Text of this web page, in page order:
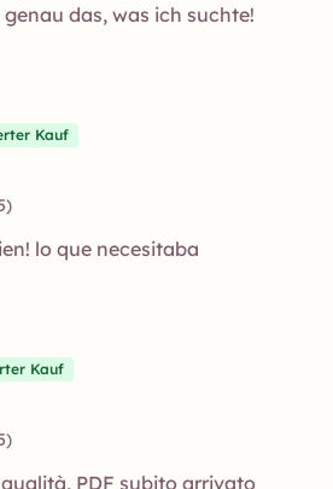
das, was ich suchte!
Kauf
lo que necesitaba
Kauf
PDF subito arrivato